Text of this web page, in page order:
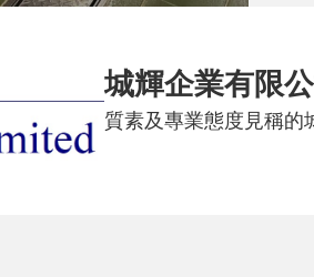
城輝企業有限
質素及專業態度見稱的